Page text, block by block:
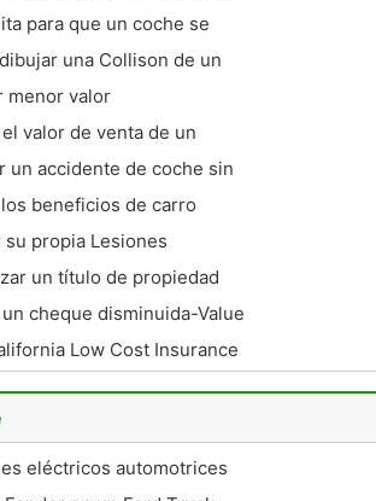
para que un coche se
una Collison de un
de Accidente de Auto?
menor valor
valor de venta de un
un accidente de coche sin
seguros
beneficios de carro
propia Lesiones
seguro
un título de propiedad
para el seguro
cheque disminuida-Value
Low Cost Insurance
eléctricos automotrices